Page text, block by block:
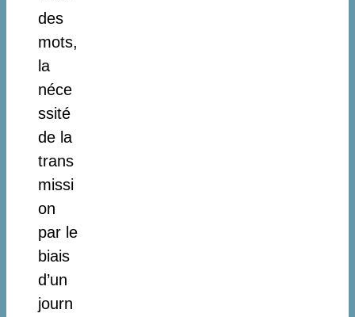
des
mots,
la
néce
ssité
de la
trans
missi
on
par le
biais
d’un
journ